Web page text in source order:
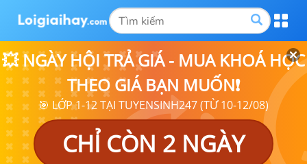
💥 NGÀY HỘI TRẢ GIÁ - MUA KHOÁ HỌC
THEO GIÁ BẠN MUỐN❗
🎯 LỚP 1-12 TẠI TUYENSINH247 (TỪ 10-12/08)
CHỈ CÒN 2 NGÀY